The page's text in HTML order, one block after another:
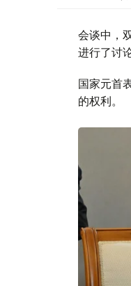
会谈中，
进行了讨论
国家元首
的权利。